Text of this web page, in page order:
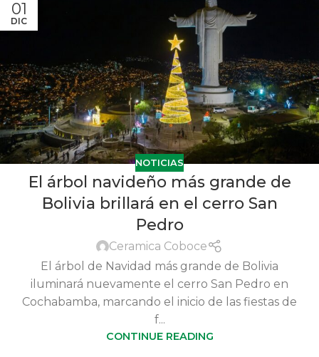
01
DIC
NOTICIAS
El árbol navideño más grande de
Bolivia brillará en el cerro San
Pedro
Ceramica Coboce
El árbol de Navidad más grande de Bolivia
iluminará nuevamente el cerro San Pedro en
Cochabamba, marcando el inicio de las fiestas de
f...
CONTINUE READING